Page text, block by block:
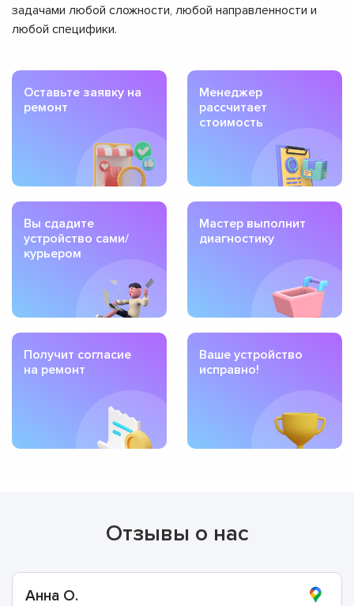
задачами любой сложности, любой направленности и
любой специфики.
Оставьте заявку на
ремонт
Менеджер
рассчитает
стоимость
Вы сдадите
устройство сами/
курьером
Мастер выполнит
диагностику
Получит согласие
на ремонт
Ваше устройство
исправно!
Отзывы о нас
Анна О.